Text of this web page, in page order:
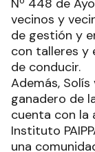
Nº 448 de
vecinos y
de gestión y
con talleres y
de conducir.
Además,
ganadero de
cuenta con la
Instituto
una